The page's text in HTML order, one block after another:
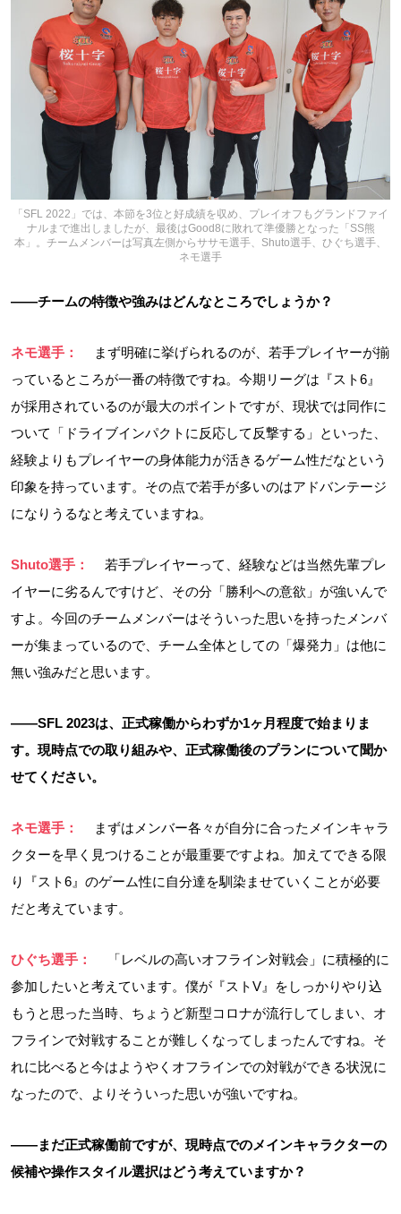
「SFL 2022」では、本節を3位と好成績を収め、プレイオフもグランドファイ
ナルまで進出しましたが、最後はGood8に敗れて準優勝となった「SS熊
本」。チームメンバーは写真左側からササモ選手、Shuto選手、ひぐち選手、
ネモ選手
――チームの特徴や強みはどんなところでしょうか？
ネモ選手：
まず明確に挙げられるのが、若手プレイヤーが揃
っているところが一番の特徴ですね。今期リーグは『スト6』
が採用されているのが最大のポイントですが、現状では同作に
ついて「ドライブインパクトに反応して反撃する」といった、
経験よりもプレイヤーの身体能力が活きるゲーム性だなという
印象を持っています。その点で若手が多いのはアドバンテージ
になりうるなと考えていますね。
Shuto選手：
若手プレイヤーって、経験などは当然先輩プレ
イヤーに劣るんですけど、その分「勝利への意欲」が強いんで
すよ。今回のチームメンバーはそういった思いを持ったメンバ
ーが集まっているので、チーム全体としての「爆発力」は他に
無い強みだと思います。
――SFL 2023は、正式稼働からわずか1ヶ月程度で始まりま
す。現時点での取り組みや、正式稼働後のプランについて聞か
せてください。
ネモ選手：
まずはメンバー各々が自分に合ったメインキャラ
クターを早く見つけることが最重要ですよね。加えてできる限
り『スト6』のゲーム性に自分達を馴染ませていくことが必要
だと考えています。
ひぐち選手：
「レベルの高いオフライン対戦会」に積極的に
参加したいと考えています。僕が『ストV』をしっかりやり込
もうと思った当時、ちょうど新型コロナが流行してしまい、オ
フラインで対戦することが難しくなってしまったんですね。そ
れに比べると今はようやくオフラインでの対戦ができる状況に
なったので、よりそういった思いが強いですね。
――まだ正式稼働前ですが、現時点でのメインキャラクターの
候補や操作スタイル選択はどう考えていますか？